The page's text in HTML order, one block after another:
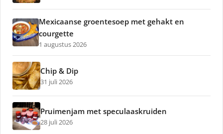
Mexicaanse groentesoep met gehakt en
courgette
1 augustus 2026
Chip & Dip
31 juli 2026
Pruimenjam met speculaaskruiden
28 juli 2026